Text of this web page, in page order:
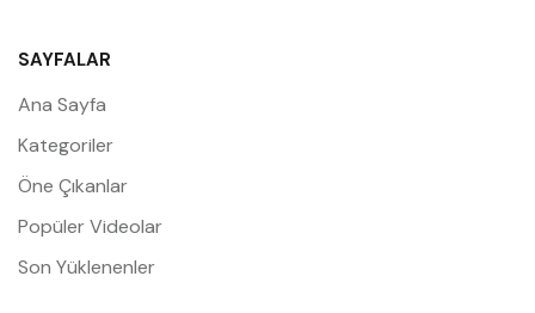
SAYFALAR
Ana Sayfa
Kategoriler
Öne Çıkanlar
Popüler Videolar
Son Yüklenenler